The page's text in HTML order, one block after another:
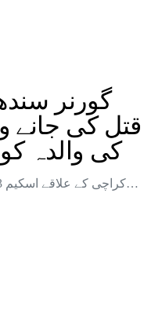
گورنر
کی والدہ کو
کراچی کے علاقے اسکیم 33 میں گھر میں زیادتی کے بعد قتل…